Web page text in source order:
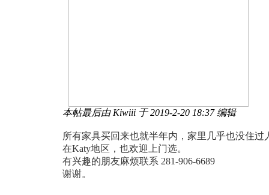
本帖最后由 Kiwiii 于 2019-2-20 18:37 编辑
所有家具买回来也就半年内，家里几乎也没住过
在Katy地区，也欢迎上门选。
有兴趣的朋友麻烦联系 281-906-6689
谢谢。